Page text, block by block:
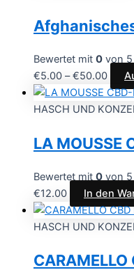
Bewertet mit 0 von 5
€5.00 –€50.00
HASCH UND
LA MOUSSE
Bewertet mit 0 von 5
€12.00 In den
HASCH UND
CARAMELLO